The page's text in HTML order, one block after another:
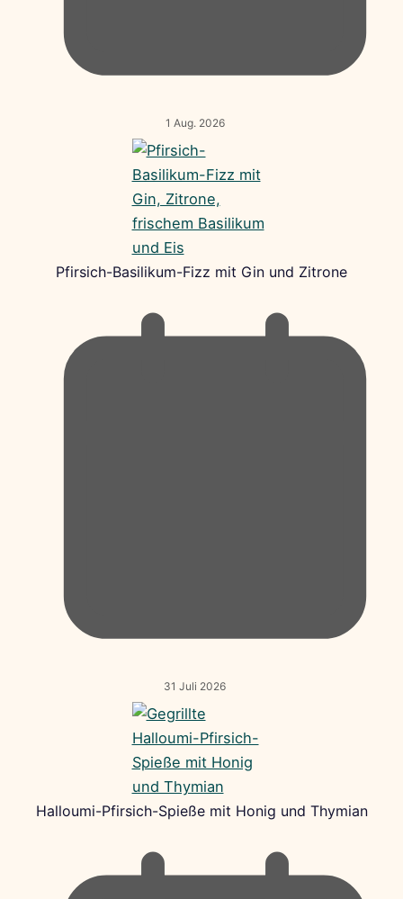
1 Aug. 2026
Pfirsich-Basilikum-Fizz mit Gin und Zitrone
31 Juli 2026
Halloumi-Pfirsich-Spieße mit Honig und Thymian